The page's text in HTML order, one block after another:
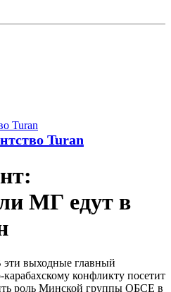
Turan
МГ едут в
выходные главный
конфликту посетит
роль Минской группы ОБСЕ в